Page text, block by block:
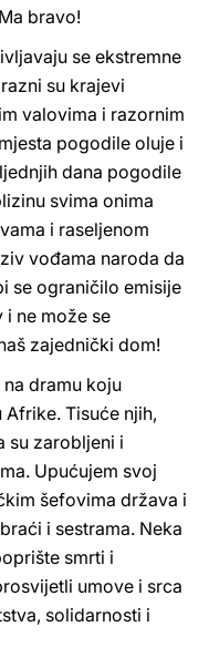
bravo!
se ekstremne
su krajevi
valovima i razornim
pogodile oluje i
dana pogodile
svima onima
i raseljenom
vođama naroda da
se ograničilo emisije
i ne može se
zajednički dom!
dramu koju
Tisuće njih,
su zarobljeni i
Upućujem svoj
šefovima država i
i sestrama. Neka
smrti i
umove i srca
solidarnosti i